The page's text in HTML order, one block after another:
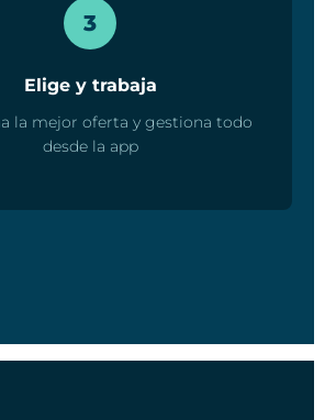
3
Elige y trabaja
la mejor oferta y gestiona todo
desde la app